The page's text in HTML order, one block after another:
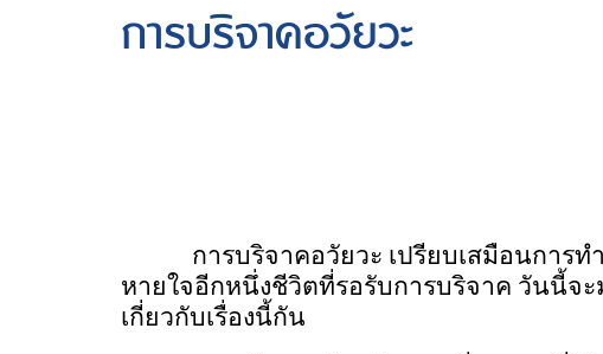
การบริจาคอวัยวะ
การบริจาคอวัยวะ เปรียบเสมือนการ
หายใจอีกหนึ่งชีวิตที่รอรับการบริจาค วันนี้จ
เกี่ยวกับเรื่องนี้กัน